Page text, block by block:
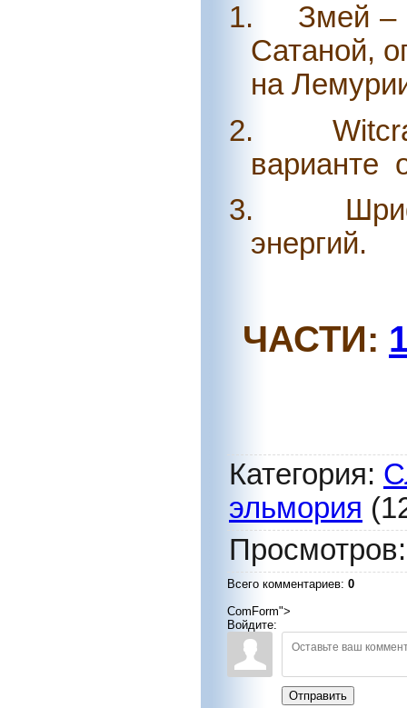
1.
Змей –
Сатаной,
на
2.
варианте
3.
энергий.
ЧАСТИ:
Категория:
эльмория
Просмотров
Всего комментариев: 0
ComForm">
Войдите:
Отправить